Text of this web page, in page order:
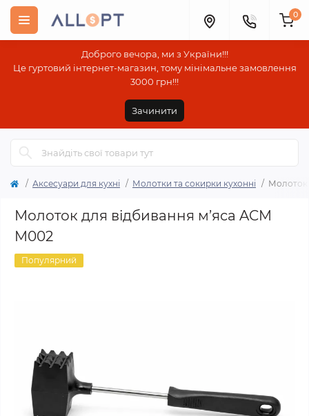
Доброго вечора, ми з України!!!
Це гуртовий інтернет-магазин, тому мінімальне замовлення
3000 грн!!!
Зачинити
0
Аксесуари для кухні Молотки та сокирки кухонні Молоток
Молоток для відбивання м’яса ACM
M002
Популярний